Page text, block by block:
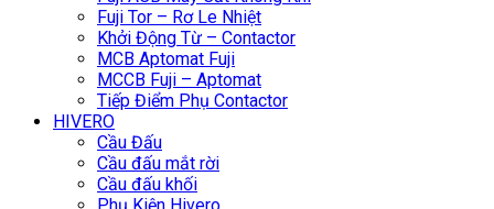
Fuji Tor – Rơ Le Nhiệt
Khởi Động Từ – Contactor
MCB Aptomat Fuji
MCCB Fuji – Aptomat
Tiếp Điểm Phụ Contactor
HIVERO
Cầu Đấu
Cầu đấu mắt rời
Cầu đấu khối
Phụ Kiện Hivero